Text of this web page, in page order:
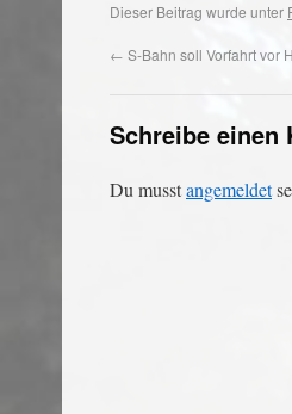
Dieser Beitrag wurde unter
← S-Bahn soll Vorfahrt vor
Schreibe einen
Du musstangemeldet